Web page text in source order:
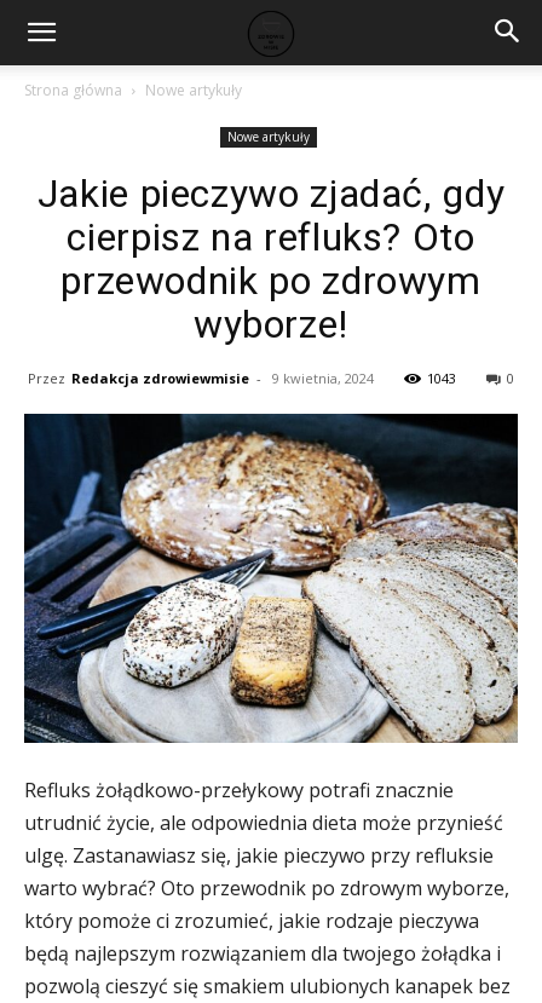
Strona główna Nowe artykuły
Nowe artykuły
Jakie pieczywo zjadać, gdy
cierpisz na refluks? Oto
przewodnik po zdrowym
wyborze!
Przez Redakcja zdrowiewmisie - 9 kwietnia, 2024 1043 0
Refluks żołądkowo-przełykowy potrafi znacznie
utrudnić życie, ale odpowiednia dieta może przynieść
ulgę. Zastanawiasz się, jakie pieczywo przy refluksie
warto wybrać? Oto przewodnik po zdrowym wyborze,
który pomoże ci zrozumieć, jakie rodzaje pieczywa
będą najlepszym rozwiązaniem dla twojego żołądka i
pozwolą cieszyć się smakiem ulubionych kanapek bez